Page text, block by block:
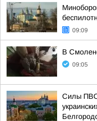
09:09
В
09:05
Силы ПВО